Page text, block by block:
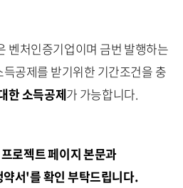
벤처인증기업이며 금번 발행하는
공제를 받기위한 기간조건을 충
한 소득공제가 가능합니다.
로젝트 페이지 본문과
서'를 확인 부탁드립니다.